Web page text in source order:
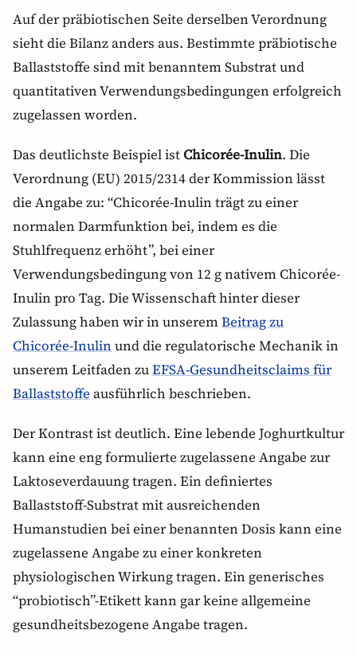
Auf der präbiotischen Seite derselben Verordnung
sieht die Bilanz anders aus. Bestimmte präbiotische
Ballaststoffe sind mit benanntem Substrat und
quantitativen Verwendungsbedingungen erfolgreich
zugelassen worden.
Das deutlichste Beispiel istChicorée-Inulin. Die
Verordnung (EU) 2015/2314 der Kommission lässt
die Angabe zu: “Chicorée-Inulin trägt zu einer
normalen Darmfunktion bei, indem es die
Stuhlfrequenz erhöht”, bei einer
Verwendungsbedingung von 12 g nativem Chicorée-
Inulin pro Tag. Die Wissenschaft hinter dieser
Zulassung haben wir in unseremBeitrag zu
Chicorée-Inulin und die regulatorische Mechanik in
unserem Leitfaden zuEFSA-Gesundheitsclaims für
Ballaststoffe ausführlich beschrieben.
Der Kontrast ist deutlich. Eine lebende Joghurtkultur
kann eine eng formulierte zugelassene Angabe zur
Laktoseverdauung tragen. Ein definiertes
Ballaststoff-Substrat mit ausreichenden
Humanstudien bei einer benannten Dosis kann eine
zugelassene Angabe zu einer konkreten
physiologischen Wirkung tragen. Ein generisches
“probiotisch”-Etikett kann gar keine allgemeine
gesundheitsbezogene Angabe tragen.